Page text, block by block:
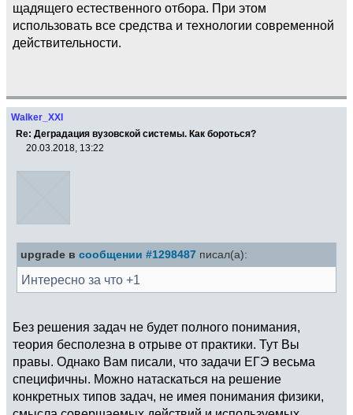
щадящего естественного отбора. При этом
использовать все средства и технологии современной
действительности.
Walker_XXI
Re: Деградация вузовской системы. Как бороться?
20.03.2018, 13:22
upgrade в сообщении #1298487 писал(а):
Интересно за что +1
Без решения задач не будет полного понимания,
теория бесполезна в отрыве от практики. Тут Вы
правы. Однако Вам писали, что задачи ЕГЭ весьма
специфичны. Можно натаскаться на решение
конкретных типов задач, не имея понимания физики,